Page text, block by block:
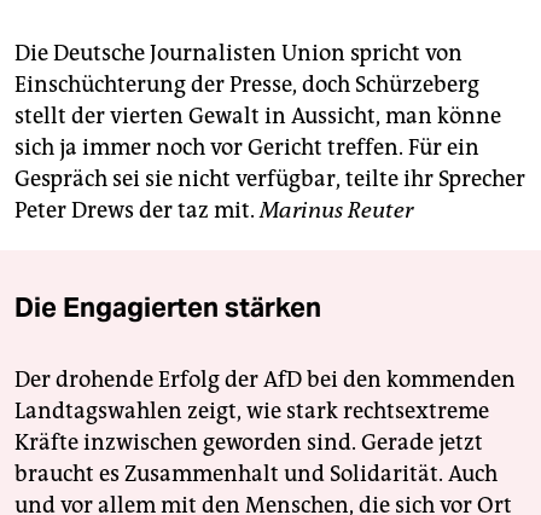
Die Deutsche Journalisten Union spricht von
Einschüchterung der Presse, doch Schürzeberg
stellt der vierten Gewalt in Aussicht, man könne
sich ja immer noch vor Gericht treffen. Für ein
Gespräch sei sie nicht verfügbar, teilte ihr Sprecher
Peter Drews der taz mit.Marinus Reuter
Die Engagierten stärken
Der drohende Erfolg der AfD bei den kommenden
Landtagswahlen zeigt, wie stark rechtsextreme
Kräfte inzwischen geworden sind. Gerade jetzt
braucht es Zusammenhalt und Solidarität. Auch
und vor allem mit den Menschen, die sich vor Ort